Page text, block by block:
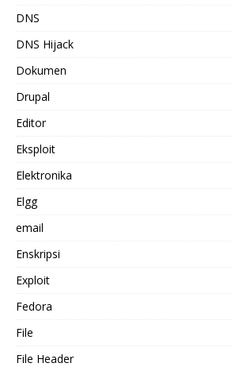
DNS
DNS Hijack
Dokumen
Drupal
Editor
Eksploit
Elektronika
Elgg
email
Enskripsi
Exploit
Fedora
File
File Header